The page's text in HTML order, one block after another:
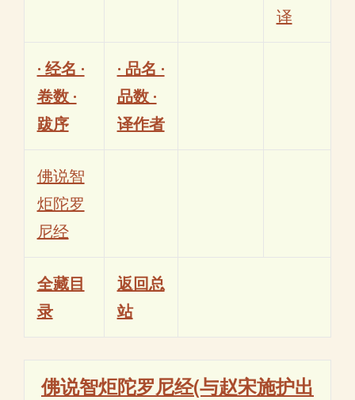
译
· 经名 ·
卷数 ·
跋序
· 品名 ·
品数 ·
译作者
佛说智
炬陀罗
尼经
全藏目
录
返回总
站
佛说智炬陀罗尼经(与赵宋施护出